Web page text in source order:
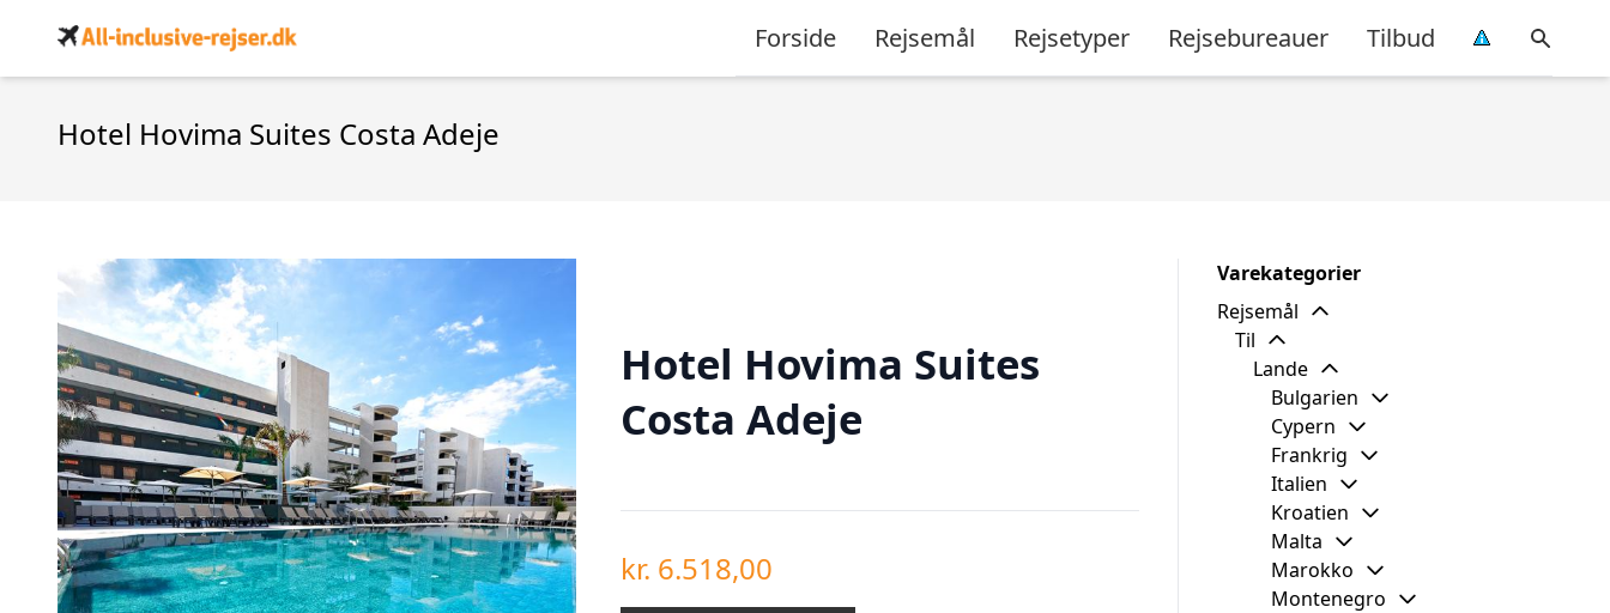
Forside Rejsemål Rejsetyper Rejsebureauer Tilbud
Hotel Hovima Suites Costa Adeje
Hotel Hovima Suites
Costa Adeje
kr. 6.518,00
Varekategorier
Rejsemål
Til
Lande
Bulgarien
Cypern
Frankrig
Italien
Kroatien
Malta
Marokko
Montenegro